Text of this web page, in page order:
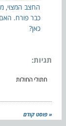
החצב המצוי,
כבר פורח.
כאן?
תגיות:
חתולי החולות
« פוסט קודם